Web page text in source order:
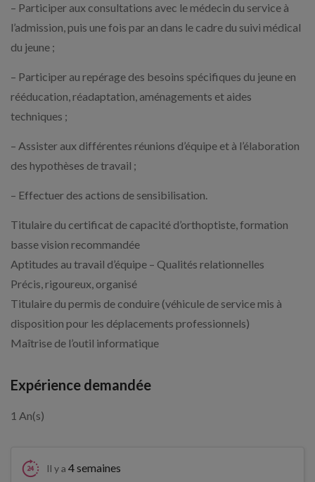
– Participer aux consultations avec le médecin du service à
l’admission, puis une fois par an dans le cadre du suivi médical
du jeune ;
– Participer au repérage des besoins spécifiques du jeune en
rééducation, réadaptation, aménagements et aides
techniques ;
– Assister aux différentes réunions d’équipe et à l’élaboration
des hypothèses de travail ;
– Effectuer des actions de sensibilisation.
Titulaire du certificat de capacité d’orthoptiste, formation
basse vision recommandée
Aptitudes au travail d’équipe – Qualités relationnelles
Précis, rigoureux, organisé
Titulaire du permis de conduire (véhicule de service mis à
disposition pour les déplacements professionnels)
Maîtrise de l’outil informatique
Expérience demandée
1 An(s)
Il y a 4 semaines